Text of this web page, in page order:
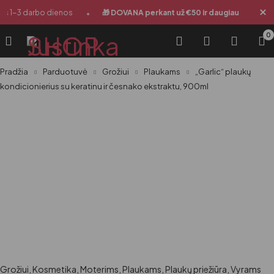
1-3 darbo dienos 🎁 DOVANA perkant už €50 ir daugiau
0
Pradžia Parduotuvė Grožiui Plaukams
„Garlic“ plaukų
kondicionierius su keratinu ir česnako ekstraktu, 900ml
Grožiui Kosmetika Moterims Plaukams Plaukų priežiūra Vyrams